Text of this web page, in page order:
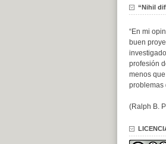
“Nihil
“En mi
buen
profesión
menos
problemas
(Ralph B.